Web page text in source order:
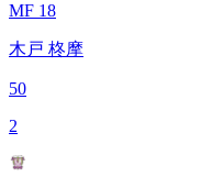
MF 18
木戸 柊摩
50
2